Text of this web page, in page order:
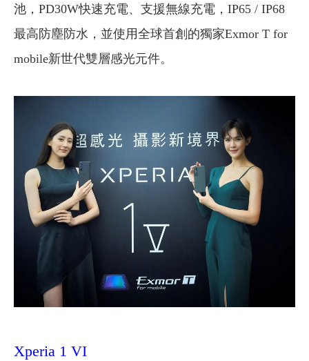
池，PD30W快速充電、支援無線充電，IP65 / IP68
最高防塵防水，並使用全球首創的獨家Exmor T for
mobile新世代雙層感光元件。
Xperia 1 VI